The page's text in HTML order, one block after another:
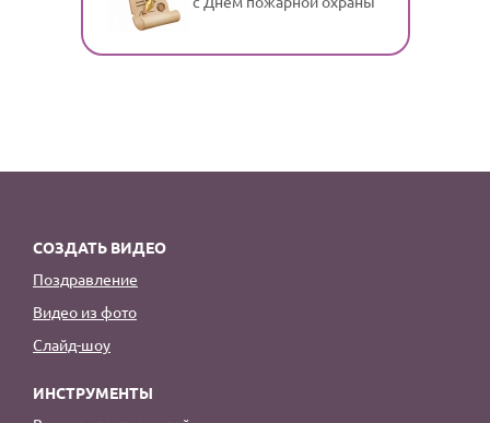
СОЗДАТЬ ВИДЕО
Поздравление
Видео из фото
Слайд-шоу
ИНСТРУМЕНТЫ